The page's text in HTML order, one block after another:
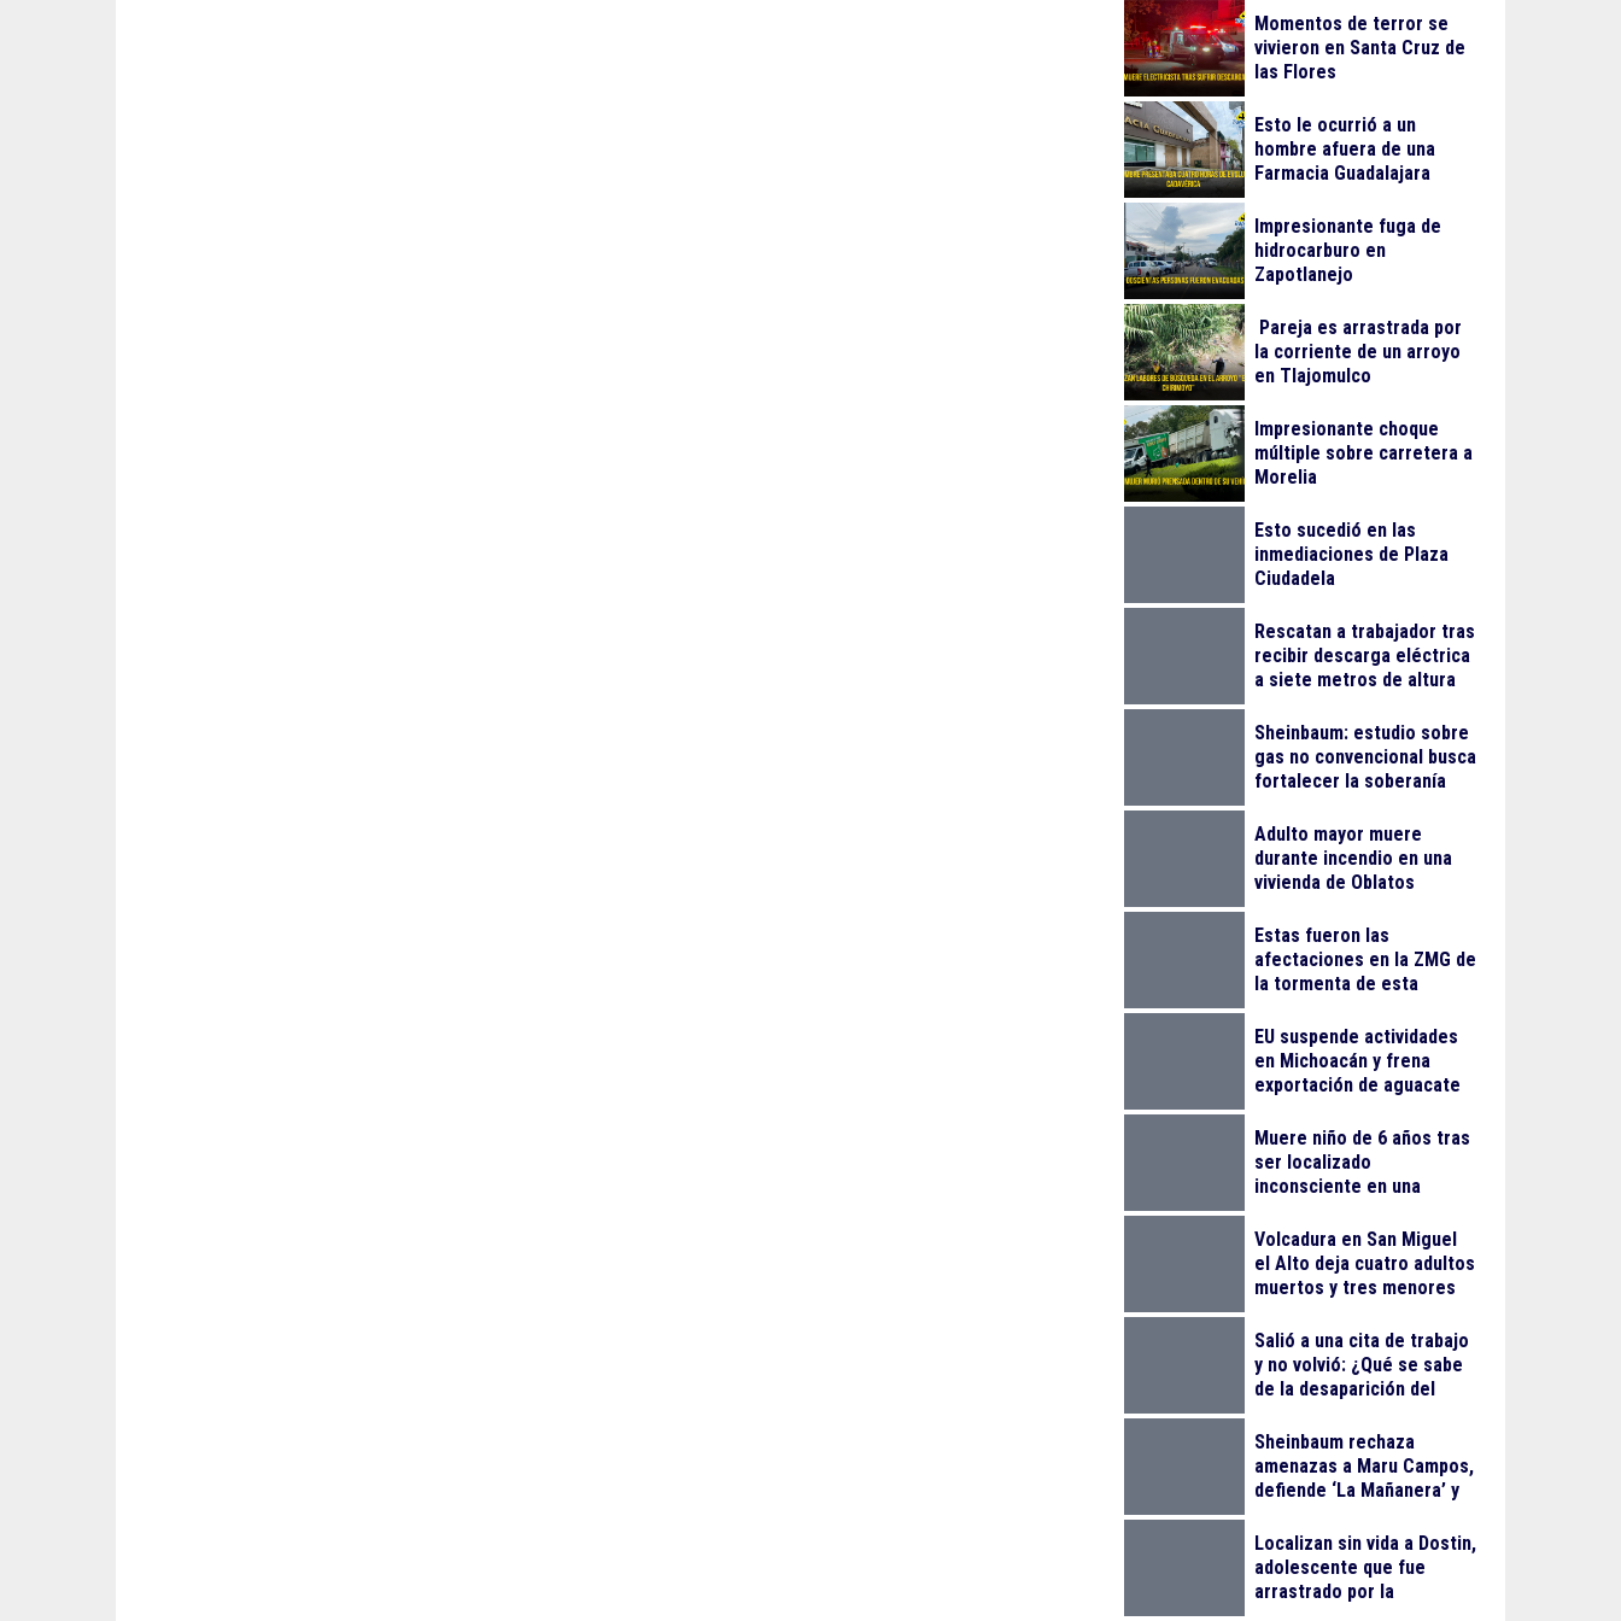
Momentos de terror se
vivieron en Santa Cruz de
las Flores
Esto le ocurrió a un
hombre afuera de una
Farmacia Guadalajara
Impresionante fuga de
hidrocarburo en
Zapotlanejo
Pareja es arrastrada por
la corriente de un arroyo
en Tlajomulco
Impresionante choque
múltiple sobre carretera a
Morelia
Esto sucedió en las
inmediaciones de Plaza
Ciudadela
Rescatan a trabajador tras
recibir descarga eléctrica
a siete metros de altura
Sheinbaum: estudio sobre
gas no convencional busca
fortalecer la soberanía
Adulto mayor muere
durante incendio en una
vivienda de Oblatos
Estas fueron las
afectaciones en la ZMG de
la tormenta de esta
EU suspende actividades
en Michoacán y frena
exportación de aguacate
Muere niño de 6 años tras
ser localizado
inconsciente en una
Volcadura en San Miguel
el Alto deja cuatro adultos
muertos y tres menores
Salió a una cita de trabajo
y no volvió: ¿Qué se sabe
de la desaparición del
Cabezas Talavera?
Sheinbaum rechaza
amenazas a Maru Campos,
defiende ‘La Mañanera’ y
de Reforestación
Localizan sin vida a Dostin,
adolescente que fue
arrastrado por la